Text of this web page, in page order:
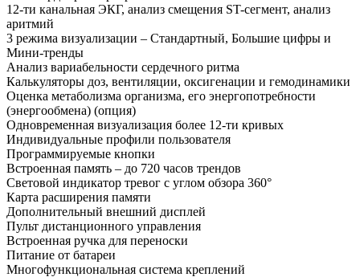
12-ти канальная ЭКГ, анализ смещения ST-сегмент, анализ
аритмий
3 режима визуализации – Стандартный, Большие цифры и
Мини-тренды
Анализ вариабельности сердечного ритма
Калькуляторы доз, вентиляции, оксигенации и гемодинамики
Оценка метаболизма организма, его энергопотребности
(энергообмена) (опция)
Одновременная визуализация более 12-ти кривых
Индивидуальные профили пользователя
Программируемые кнопки
Встроенная память – до 720 часов трендов
Световой индикатор тревог с углом обзора 360°
Карта расширения памяти
Дополнительный внешний дисплей
Пульт дистанционного управления
Встроенная ручка для переноски
Питание от батареи
Многофункциональная система креплений